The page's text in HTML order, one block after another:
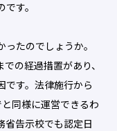
す。
たのでしょうか。
の経過措置があり、
です。法律施行から
同様に運営できるわ
省告示校でも認定日